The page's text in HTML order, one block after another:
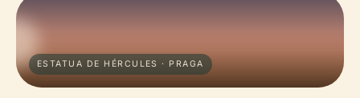
ESTATUA DE HÉRCULES · PRAGA